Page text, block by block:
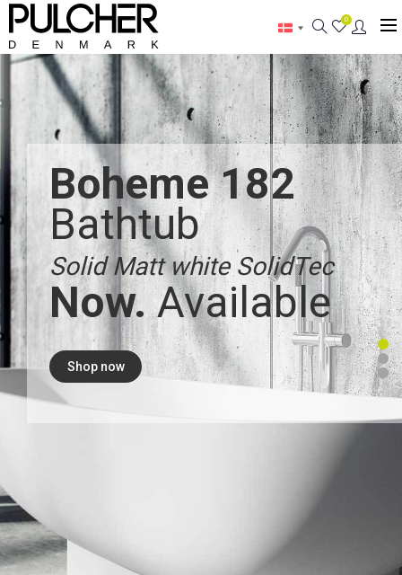
0
Boheme 182
Bathtub
Solid Matt white SolidTec
Now.Available
Shop now